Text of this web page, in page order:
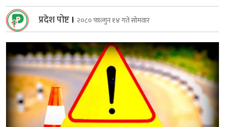
प्रदेश पोष्ट । २०८० फाल्गुन १४ गते सोमवार